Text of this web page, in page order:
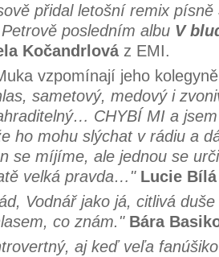
přidal letošní remix písně
posledním albu V
Kočandrlová z EMI.
vzpomínají jeho
sametový, medový i
CHYBÍ MI a
ho mohu slýchat v rádiu a
se míjíme, ale jednou se
velká pravda…" Lucie Bílá
Vodnář jako já, citlivá
co znám."Bára
aj keď veľa